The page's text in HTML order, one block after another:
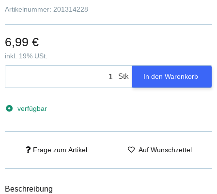
Artikelnummer: 201314228
6,99 €
inkl. 19% USt.
Stk In den Warenkorb
verfügbar
Frage zum Artikel Auf Wunschzettel
Beschreibung